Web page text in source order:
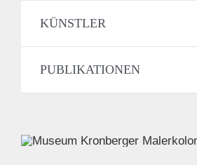
KÜNSTLER
PUBLIKATIONEN